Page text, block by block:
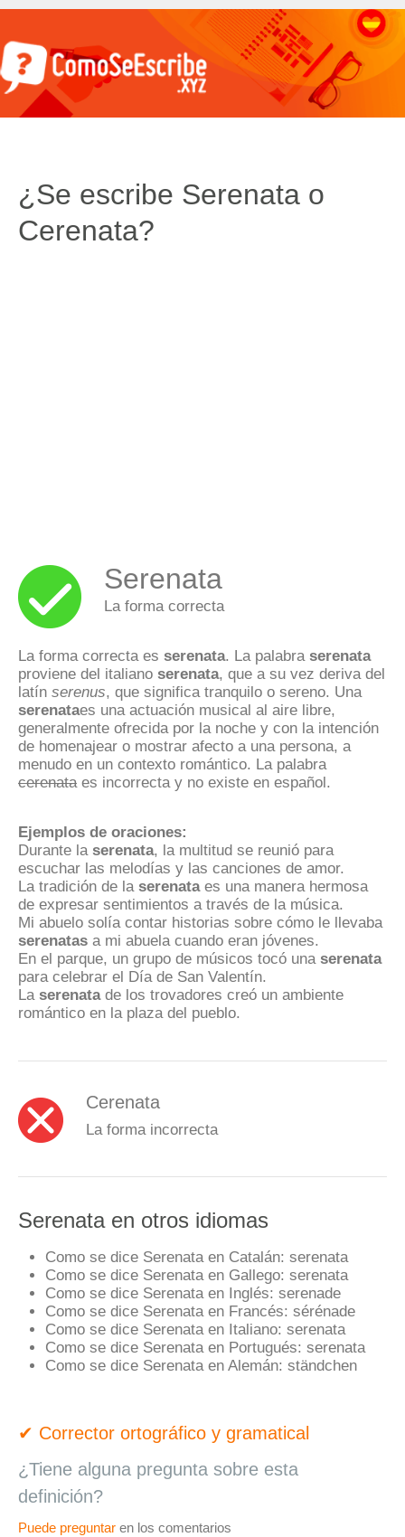
¿Se escribe Serenata o
Cerenata?
Serenata
La forma correcta
La forma correcta es serenata. La palabra serenata
proviene del italiano serenata, que a su vez deriva del
latín serenus, que significa tranquilo o sereno. Una
serenataes una actuación musical al aire libre,
generalmente ofrecida por la noche y con la intención
de homenajear o mostrar afecto a una persona, a
menudo en un contexto romántico. La palabra
cerenata es incorrecta y no existe en español.
Ejemplos de oraciones:
Durante la serenata, la multitud se reunió para
escuchar las melodías y las canciones de amor.
La tradición de la serenataes una manera hermosa
de expresar sentimientos a través de la música.
Mi abuelo solía contar historias sobre cómo le llevaba
serenatas a mi abuela cuando eran jóvenes.
En el parque, un grupo de músicos tocó una serenata
para celebrar el Día de San Valentín.
La serenatade los trovadores creó un ambiente
romántico en la plaza del pueblo.
Cerenata
La forma incorrecta
Serenata en otros idiomas
Como se dice Serenata en Catalán: serenata
Como se dice Serenata en Gallego: serenata
Como se dice Serenata en Inglés: serenade
Como se dice Serenata en Francés: sérénade
Como se dice Serenata en Italiano: serenata
Como se dice Serenata en Portugués: serenata
Como se dice Serenata en Alemán: ständchen
✔ Corrector ortográfico y gramatical
¿Tiene alguna pregunta sobre esta
definición?
Puede preguntar en los comentarios